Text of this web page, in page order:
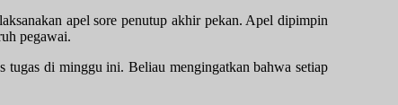
apel sore penutup akhir pekan. Apel dipimpin
pegawai.
tugas di minggu ini. Beliau mengingatkan bahwa setiap